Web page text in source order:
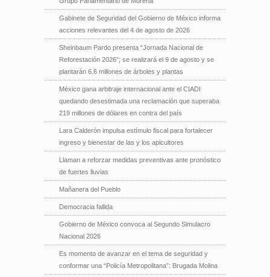
Gabinete de Seguridad del Gobierno de México informa
acciones relevantes del 4 de agosto de 2026
Sheinbaum Pardo presenta “Jornada Nacional de
Reforestación 2026”; se realizará el 9 de agosto y se
plantarán 6.6 millones de árboles y plantas
México gana arbitraje internacional ante el CIADI
quedando desestimada una reclamación que superaba
219 millones de dólares en contra del país
Lara Calderón impulsa estímulo fiscal para fortalecer
ingreso y bienestar de las y los apicultores
Llaman a reforzar medidas preventivas ante pronóstico
de fuertes lluvias
Mañanera del Pueblo
Democracia fallida
Gobierno de México convoca al Segundo Simulacro
Nacional 2026
Es momento de avanzar en el tema de seguridad y
conformar una “Policía Metropolitana”: Brugada Molina